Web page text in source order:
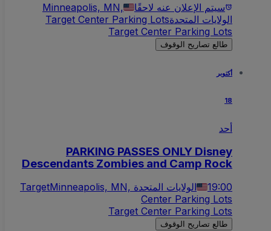
سيتم الإعلان عنه لاحقًا
Minneapolis, MN,
الولايات المتحدةTarget Center Parking Lots
Target Center Parking Lots
طالع تصاريح الوقوف
أكتوبر
18
أحد
PARKING PASSES ONLY Disney
Descendants Zombies and Camp Rock
19:00 Minneapolis, MN, الولايات المتحدة
Target
Center Parking Lots
Target Center Parking Lots
طالع تصاريح الوقوف